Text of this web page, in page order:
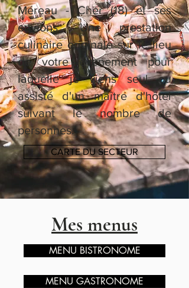
Méreau - Cher (18) et ses
envions. Une prestation
culinaire originale sur le lieu
de votre évènement pour
laquelle je viens seul ou
assisté d'un maître d'hôtel
suivant le nombre de
personnes.
CARTE DU SECTEUR
Mes menus
MENU BISTRONOME
MENU GASTRONOME